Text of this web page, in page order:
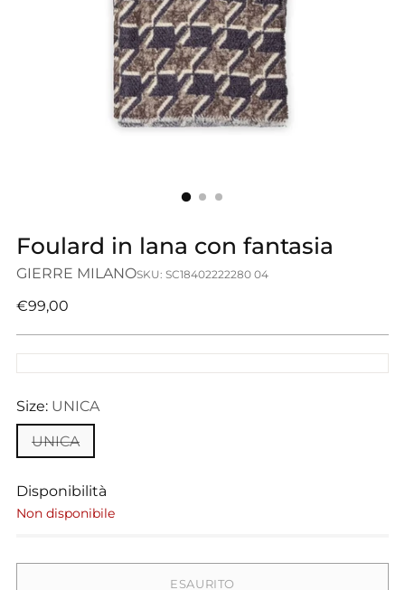
Foulard in lana con fantasia
GIERRE MILANOSKU: SC18402222280 04
Prezzo
€99,00
Size: UNICA
UNICA
Disponibilità
Non disponibile
ESAURITO